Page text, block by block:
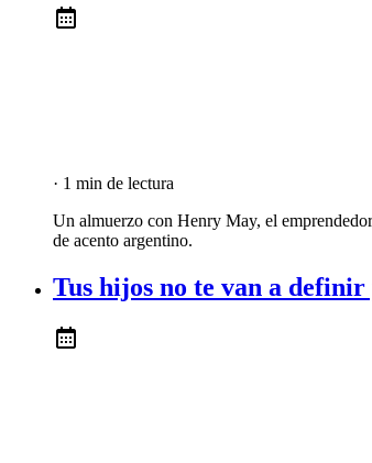
· 1 min de lectura
Un almuerzo con Henry May, el
de acento argentino.
Tus hijos no te van a